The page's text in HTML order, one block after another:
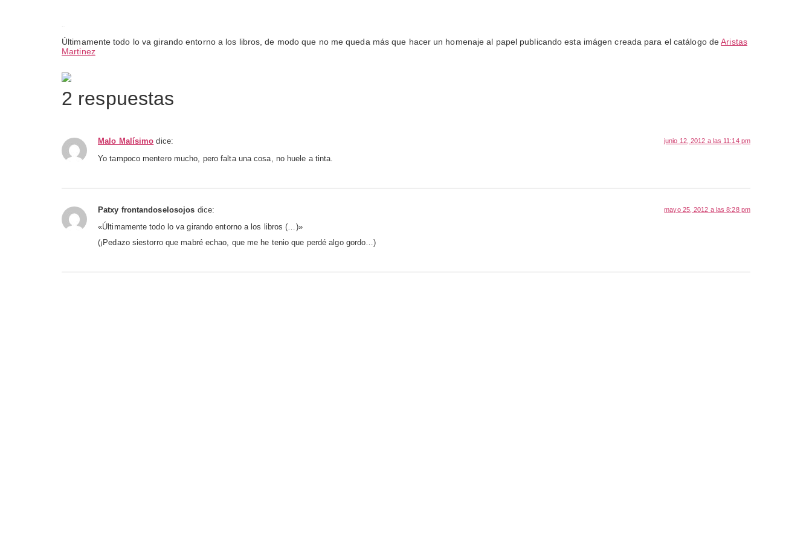
Últimamente todo lo va girando entorno a los libros, de modo que no me queda más que hacer un homenaje al papel publicando esta imágen creada para el catálogo deAristas
Martinez
2 respuestas
Malo Malísimo dice: junio 12, 2012 a las 11:14 pm
Yo tampoco mentero mucho, pero falta una cosa, no huele a tinta.
Patxy frontandoselosojos dice: mayo 25, 2012 a las 8:28 pm
«Últimamente todo lo va girando entorno a los libros (…)»
(¡Pedazo siestorro que mabré echao, que me he tenio que perdé algo gordo…)